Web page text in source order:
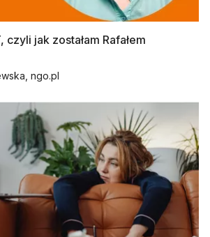
jak zostałam Rafałem
ngo.pl